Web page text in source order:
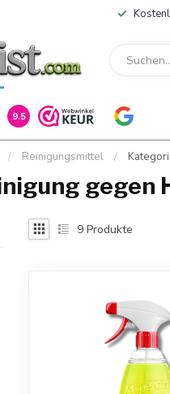
9.5
/ Reinigungsmittel /
gegen
9 Produkte